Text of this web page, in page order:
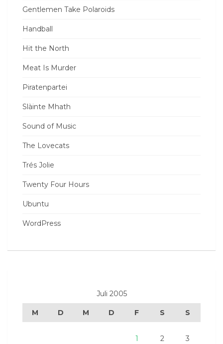
Gentlemen Take Polaroids
Handball
Hit the North
Meat Is Murder
Piratenpartei
Slàinte Mhath
Sound of Music
The Lovecats
Trés Jolie
Twenty Four Hours
Ubuntu
WordPress
Juli 2005
M D M D F S S
1 2 3